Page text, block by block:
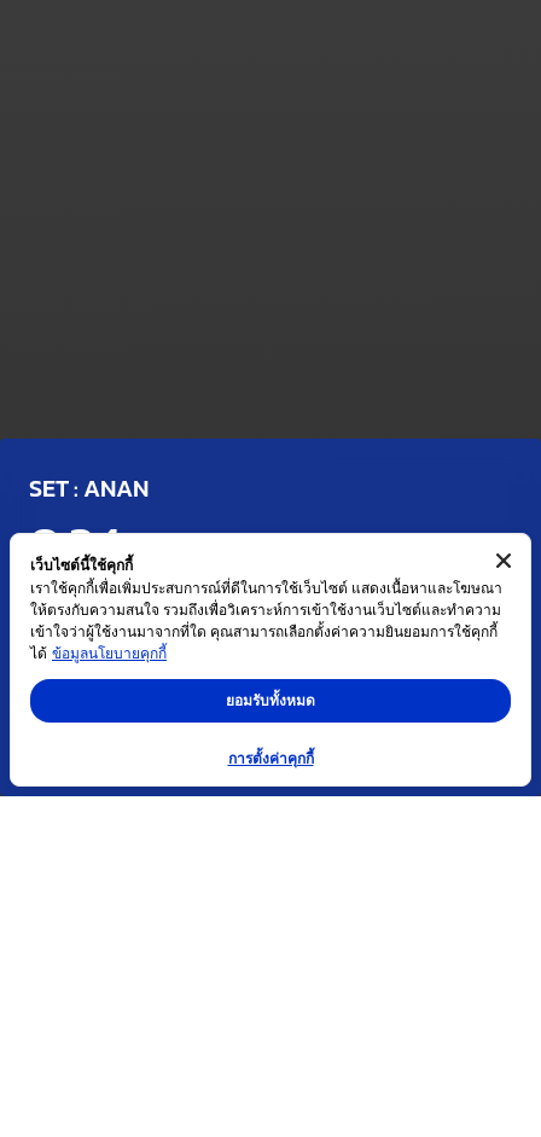
SET : ANAN
0.34THB
ปรับปรุงเมื่อ : 07 ส.ค. 2569 17:03
เปลี่ยนแปลง (%)
0.00 (0.00%)
ปริมาณซื้อขาย (หุ้น)
1,021,602
ช่วงราคาระหว่างวัน
0.33 - 0.34
เว็บไซต์นี้ใช้คุกกี้
เราใช้คุกกี้เพื่อเพิ่มประสบการณ์ที่ดีในการใช้เว็บไซต์ แสดงเนื้อหาและโฆษณา
ให้ตรงกับความสนใจ รวมถึงเพื่อวิเคราะห์การเข้าใช้งานเว็บไซต์และทำความ
เข้าใจว่าผู้ใช้งานมาจากที่ใด คุณสามารถเลือกตั้งค่าความยินยอมการใช้คุกกี้
ได้ ข้อมูลนโยบายคุกกี้
ยอมรับทั้งหมด
การตั้งค่าคุกกี้